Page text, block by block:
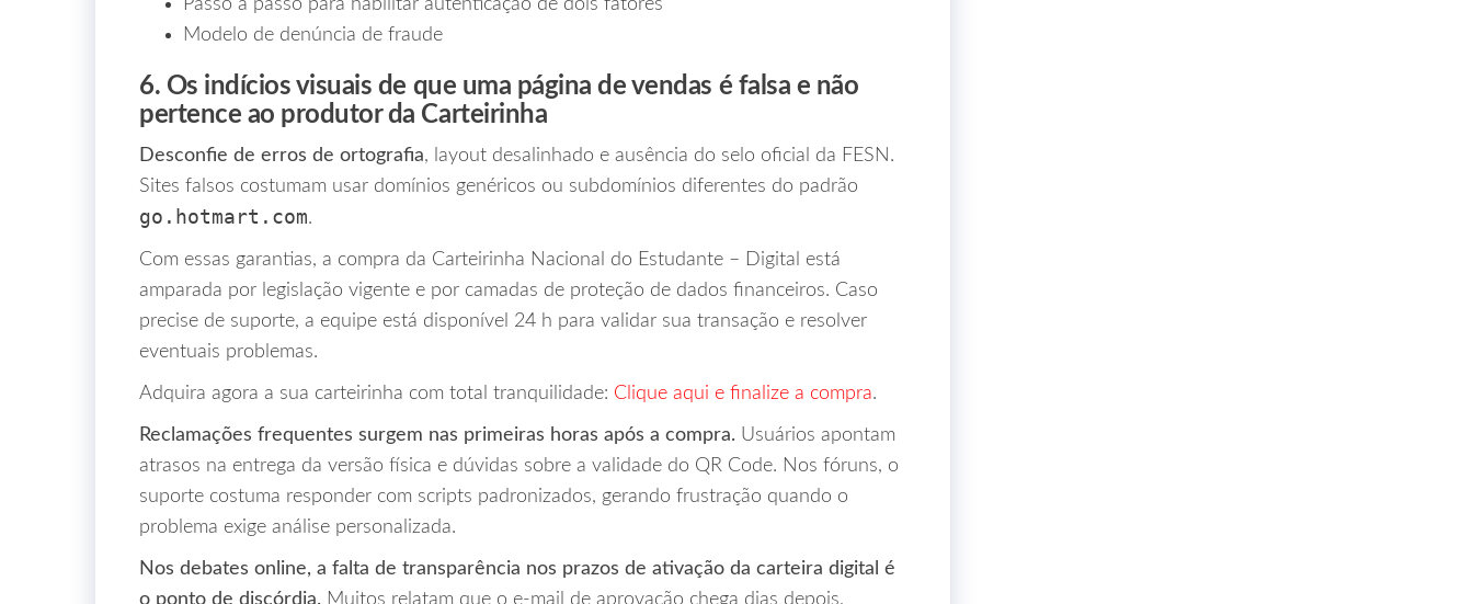
Passo a passo para habilitar autenticação de dois fatores
Modelo de denúncia de fraude
6. Os indícios visuais de que uma página de vendas é falsa e não
pertence ao produtor da Carteirinha
Desconfie de erros de ortografia, layout desalinhado e ausência do selo oficial da FESN.
Sites falsos costumam usar domínios genéricos ou subdomínios diferentes do padrão
go.hotmart.com.
Com essas garantias, a compra da Carteirinha Nacional do Estudante – Digital está
amparada por legislação vigente e por camadas de proteção de dados financeiros. Caso
precise de suporte, a equipe está disponível 24 h para validar sua transação e resolver
eventuais problemas.
Adquira agora a sua carteirinha com total tranquilidade: Clique aqui e finalize a compra.
Reclamações frequentes surgem nas primeiras horas após a compra. Usuários apontam
atrasos na entrega da versão física e dúvidas sobre a validade do QR Code. Nos fóruns, o
suporte costuma responder com scripts padronizados, gerando frustração quando o
problema exige análise personalizada.
Nos debates online, a falta de transparência nos prazos de ativação da carteira digital é
o ponto de discórdia. Muitos relatam que o e‑mail de aprovação chega dias depois,